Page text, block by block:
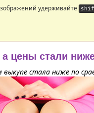
удерживайте
цены стали
стала ниже по